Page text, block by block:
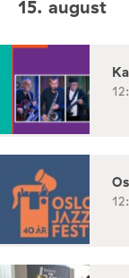
15. august